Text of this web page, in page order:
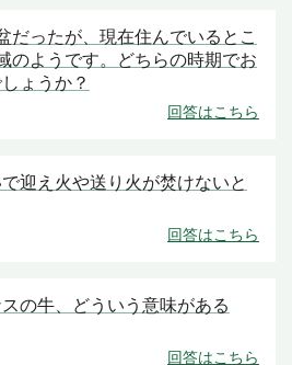
だったが、現在住んでいるとこ
のようです。どちらの時期でお
ょうか？
迎え火や送り火が焚けないと
の牛、どういう意味がある